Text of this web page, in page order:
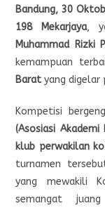
Bandung, 30
198 Mekarjaya,
Muhammad Rizki
kemampuan
Baratyang digelar
Kompetisi
(Asosiasi Akademi
klub perwakilan
turnamen
yang mewakili
semangat